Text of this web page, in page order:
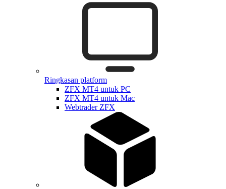
Ringkasan platform
ZFX MT4 untuk PC
ZFX MT4 untuk Mac
Webtrader ZFX